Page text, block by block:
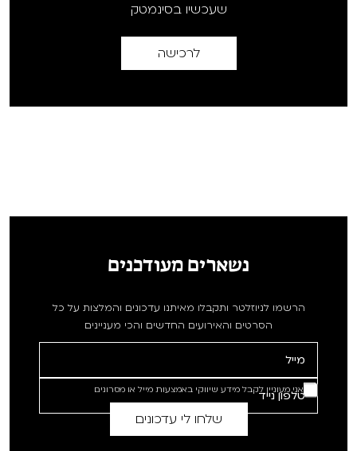
שעכשיו בסינמטק
לרכישה
נשארים מעודכנים
הרשמו לניוזלטר ותקבלו מאיתנו עדכונים והמלצות על כל
הסרטים והאירועים החדשים והכי מעניינים
אני מעוניין לקבל מידע שיווקי באמצעות מייל או מסרונים